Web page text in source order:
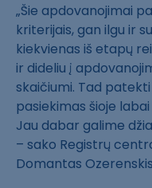
„Šie apdovanojimai
kriterijais, gan ilgu ir
kiekvienas iš etapų
ir dideliu į
skaičiumi. Tad
pasiekimas šioje
Jau dabar galime
– sako Registrų
Domantas